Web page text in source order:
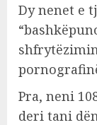
Dy nenet e
Pra, neni
deri tani